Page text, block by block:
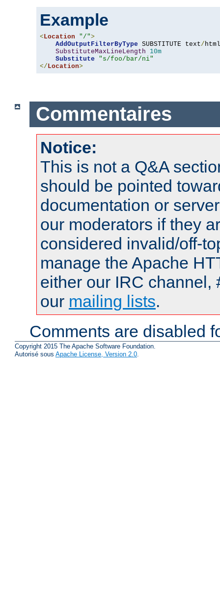
Example
<Location "/">
AddOutputFilterByType SUBSTITUTE text/ html
SubstituteMaxLineLength
10m
Substitute
"s/foo/bar/ni"
</Location>
Commentaires
Notice:
This is not a Q&A
should be pointed
documentation or
our moderators if they
considered invalid/off-
manage the Apache
either our IRC channel,
our mailing lists.
Comments are disabled
Copyright 2015 The Apache Software Foundation.
Autorisé sous Apache License, Version 2.0.